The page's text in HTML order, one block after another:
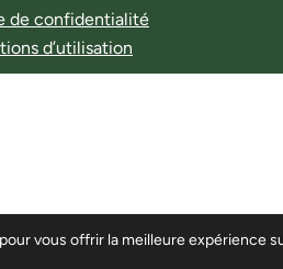
de confidentialité
d’utilisation
vous offrir la meilleure expérience